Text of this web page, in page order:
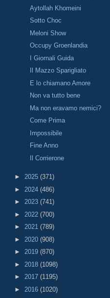
Aytollah Khomeini
Sotto Choc
Meloni Show
Occupy Groenlandia
I Giornali Guida
Il Mazzo Sparigliato
E lo chiamano Amore
Non va tutto bene
Ma non eravamo nemici?
Come Prima
Impossibile
Fine Anno
Il Corrierone
► 2025 (371)
► 2024 (486)
► 2023 (741)
► 2022 (700)
► 2021 (789)
► 2020 (908)
► 2019 (870)
► 2018 (1098)
► 2017 (1195)
► 2016 (1020)